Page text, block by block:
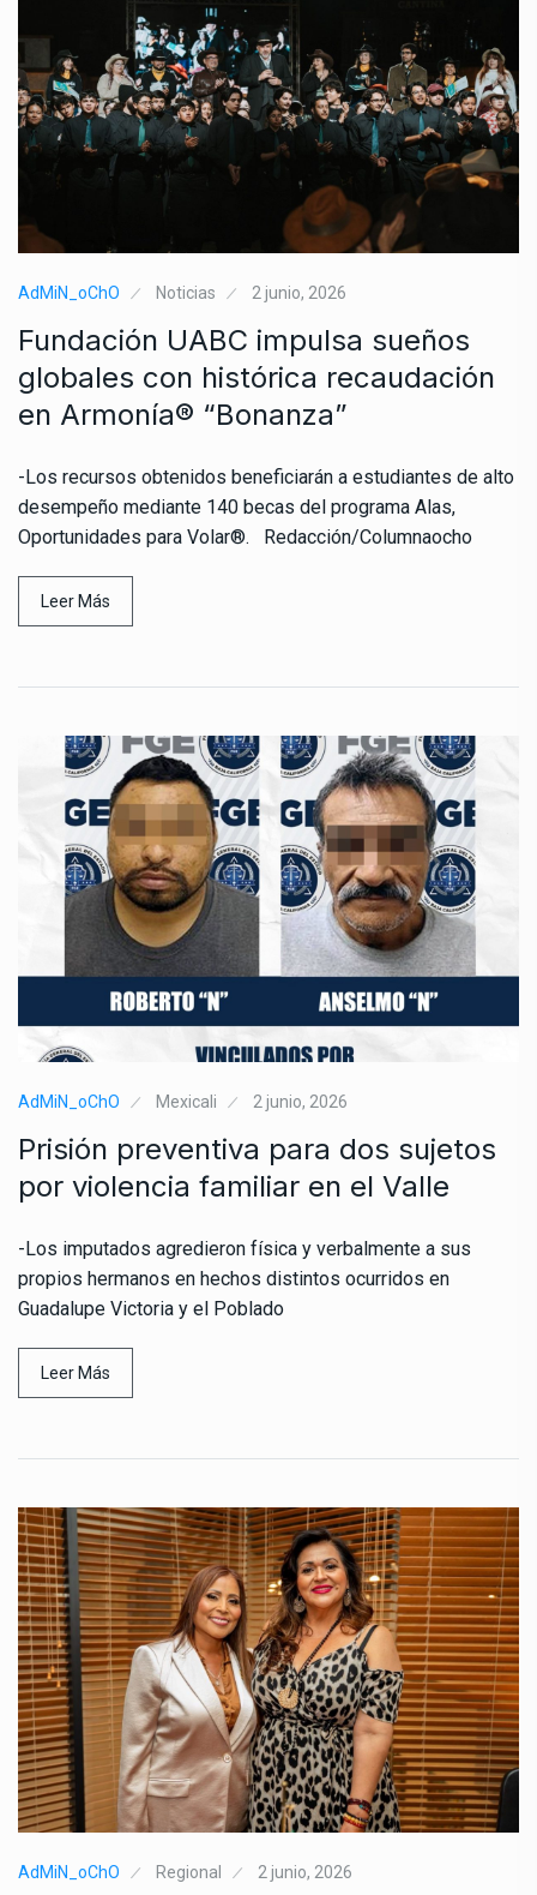
AdMiN_oChO Noticias 2 junio, 2026
Fundación UABC impulsa sueños
globales con histórica recaudación
en Armonía® “Bonanza”
-Los recursos obtenidos beneficiarán a estudiantes de alto
desempeño mediante 140 becas del programa Alas,
Oportunidades para Volar®. Redacción/Columnaocho
Leer Más
AdMiN_oChO Mexicali 2 junio, 2026
Prisión preventiva para dos sujetos
por violencia familiar en el Valle
-Los imputados agredieron física y verbalmente a sus
propios hermanos en hechos distintos ocurridos en
Guadalupe Victoria y el Poblado
Leer Más
AdMiN_oChO Regional 2 junio, 2026